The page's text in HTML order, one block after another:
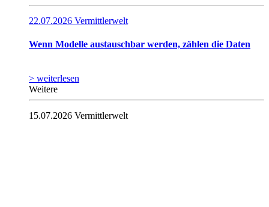
22.07.2026 Vermittlerwelt
Wenn Modelle austauschbar werden, zählen die Daten
> weiterlesen
Weitere
15.07.2026 Vermittlerwelt